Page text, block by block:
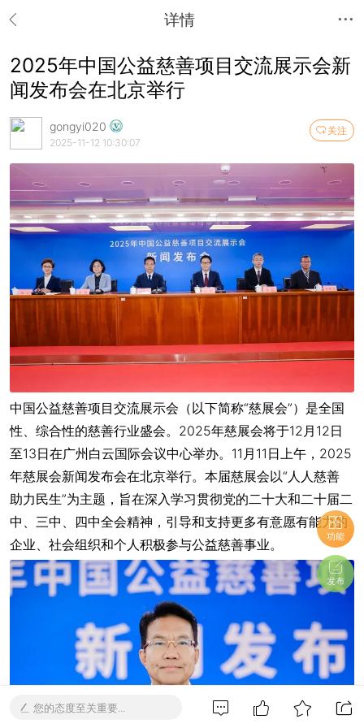
详情
2025年中国公益慈善项目交流展示会新
闻发布会在北京举行
关注
gongyi020
2025-11-12 10:30:07
中国公益慈善项目交流展示会（以下简称“慈展会”）是全国
性、综合性的慈善行业盛会。2025年慈展会将于12月12日
至13日在广州白云国际会议中心举办。11月11日上午，2025
年慈展会新闻发布会在北京举行。本届慈展会以“人人慈善
助力民生”为主题，旨在深入学习贯彻党的二十大和二十届二
中、三中、四中全会精神，引导和支持更多有意愿有能力的
企业、社会组织和个人积极参与公益慈善事业。
您的态度至关重要...
功能
发布